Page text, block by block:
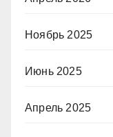
Ноябрь 2025
Июнь 2025
Апрель 2025